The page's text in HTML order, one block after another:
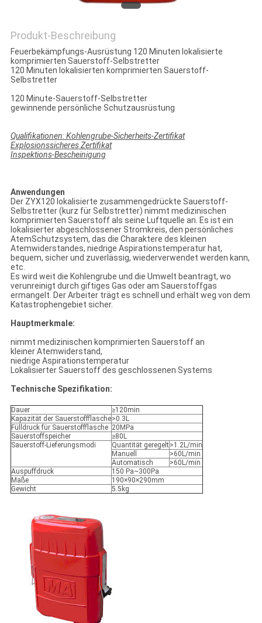
Produkt-Beschreibung
Feuerbekämpfungs-Ausrüstung 120 Minuten lokalisierte
komprimierten Sauerstoff-Selbstretter
120 Minuten lokalisierten komprimierten Sauerstoff-
Selbstretter
120 Minute-Sauerstoff-Selbstretter
gewinnende persönliche Schutzausrüstung
Qualifikationen: Kohlengrube-Sicherheits-Zertifikat
Explosionssicheres Zertifikat
Inspektions-Bescheinigung
Anwendungen
Der ZYX120 lokalisierte zusammengedrückte Sauerstoff-
Selbstretter (kurz für Selbstretter) nimmt medizinischen
komprimierten Sauerstoff als seine Luftquelle an. Es ist ein
lokalisierter abgeschlossener Stromkreis, den persönliches
AtemSchutzsystem, das die Charaktere des kleinen
Atemwiderstandes, niedrige Aspirationstemperatur hat,
bequem, sicher und zuverlässig, wiederverwendet werden kann,
etc.
Es wird weit die Kohlengrube und die Umwelt beantragt, wo
verunreinigt durch giftiges Gas oder am Sauerstoffgas
ermangelt. Der Arbeiter trägt es schnell und erhält weg von dem
Katastrophengebiet sicher.
Hauptmerkmale:
nimmt medizinischen komprimierten Sauerstoff an
kleiner Atemwiderstand,
niedrige Aspirationstemperatur
Lokalisierter Sauerstoff des geschlossenen Systems
Technische Spezifikation:
Dauer
≥120min
Kapazität der Sauerstoffflasche>0.3L
Fülldruck für Sauerstoffflasche 20MPa
Sauerstoffspeicher
≥80L
Sauerstoff-Lieferungsmodi
Quantität geregelt>1.2L/min
Manuell
>60L/min
Automatisch
>60L/min
Auspuffdruck
150 Pa~300Pa
Maße
190×90×290mm
Gewicht
5.5kg